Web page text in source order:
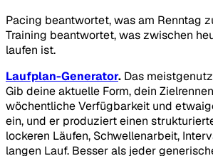
Pacing beantwortet, was am Renntag
Training beantwortet, was zwischen
laufen ist.
Laufplan-Generator. Das
Gib deine aktuelle Form, dein
wöchentliche Verfügbarkeit und
ein, und er produziert einen
lockeren Läufen, Schwellenarbeit,
langen Lauf. Besser als jeder